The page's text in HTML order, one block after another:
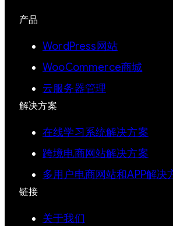
产品
WordPress网站
WooCommerce商城
云服务器管理
解决方案
在线学习系统解决方案
跨境电商网站解决方案
多用户电商网站和APP解决
链接
关于我们